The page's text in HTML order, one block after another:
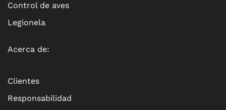
Control de aves
Legionela
Acerca de:
Clientes
Responsabilidad